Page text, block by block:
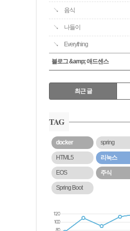
음식
나들이
Everything
블로그 &amp; 애드센스
RECENTLY
최근 글
근
글
TAG
docker spring
HTML5 리눅스
EOS 주식
Spring Boot